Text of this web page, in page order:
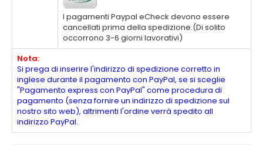
I pagamenti Paypal eCheck devono essere
cancellati prima della spedizione.(Di solito
occorrono 3-6 giorni lavorativi)
Nota:
Si prega di inserire l'indirizzo di spedizione corretto in
inglese durante il pagamento con PayPal, se si sceglie
"Pagamento express con PayPal" come procedura di
pagamento (senza fornire un indirizzo di spedizione sul
nostro sito web), altrimenti l'ordine verrà spedito all
indirizzo PayPal.